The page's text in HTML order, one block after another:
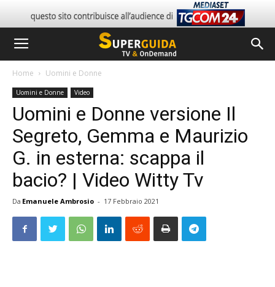
Home Uomini e Donne
Uomini e Donne Video
Uomini e Donne versione Il
Segreto, Gemma e Maurizio
G. in esterna: scappa il
bacio? | Video Witty Tv
Da Emanuele Ambrosio - 17 Febbraio 2021